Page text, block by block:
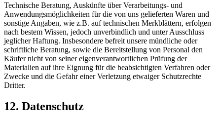
Technische Beratung, Auskünfte über Verarbeitungs- und
Anwendungsmöglichkeiten für die von uns gelieferten Waren und
sonstige Angaben, wie z.B. auf technischen Merkblättern, erfolgen
nach bestem Wissen, jedoch unverbindlich und unter Ausschluss
jeglicher Haftung. Insbesondere befreit unsere mündliche oder
schriftliche Beratung, sowie die Bereitstellung von Personal den
Käufer nicht von seiner eigenverantwortlichen Prüfung der
Materialien auf ihre Eignung für die beabsichtigten Verfahren oder
Zwecke und die Gefahr einer Verletzung etwaiger Schutzrechte
Dritter.
12. Datenschutz